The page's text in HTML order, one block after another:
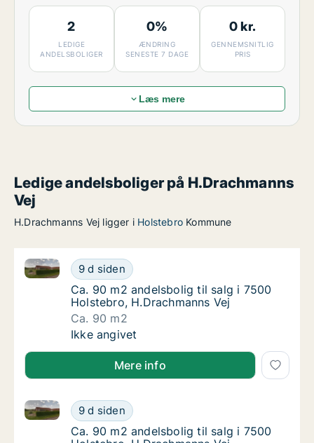
2
LEDIGE
ANDELSBOLIGER
0%
ÆNDRING
SENESTE 7 DAGE
0 kr.
GENNEMSNITLIG
PRIS
Læs mere
Ledige andelsboliger på H.Drachmanns
Vej
H.Drachmanns Vej ligger i Holstebro Kommune
Ca. 90 m2 andelsbolig til salg i 7500
9 d siden
Ca. 90 m2 andelsbolig til salg i 7500 Holstebro,
Ca. 90 m2 andelsbolig til salg i 7500
Ca. 90 m2 andelsbolig til salg i 7500
Holstebro, H.Drachmanns Vej
Ca. 90 m2
Ca. 90 m2 andelsbolig til salg i 7500
Ikke angivet
Mere info
Ca. 90 m2 andelsbolig til salg i 7500
9 d siden
Ca. 90 m2 andelsbolig til salg i 7500 Holstebro,
Ca. 90 m2 andelsbolig til salg i 7500
Ca. 90 m2 andelsbolig til salg i 7500